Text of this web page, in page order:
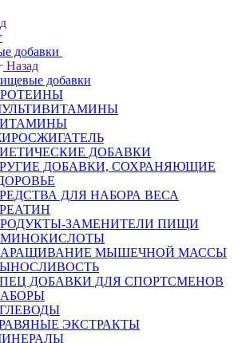
добавки
Назад
добавки
ДОБАВКИ
ДОБАВКИ, СОХРАНЯЮЩИЕ
ДЛЯ НАБОРА ВЕСА
ЗАМЕНИТЕЛИ ПИЩИ
МЫШЕЧНОЙ МАССЫ
ДОБАВКИ ДЛЯ СПОРТСМЕНОВ
ЭКСТРАКТЫ